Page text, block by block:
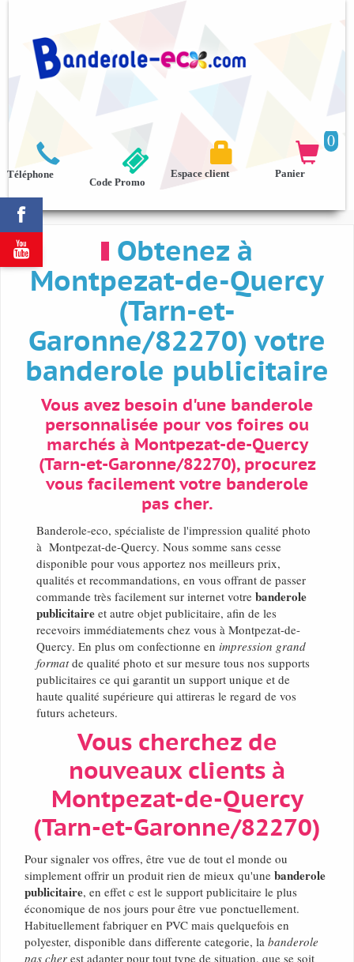



Téléphone
0

Panier

Espace client
Code Promo
Obtenez à
Montpezat-de-Quercy
(Tarn-et-
Garonne/82270) votre
banderole publicitaire
Vous avez besoin d'une banderole
personnalisée pour vos foires ou
marchés à Montpezat-de-Quercy
(Tarn-et-Garonne/82270), procurez
vous facilement votre banderole
pas cher.
Banderole-eco, spécialiste de l'impression qualité photo
à Montpezat-de-Quercy. Nous somme sans cesse
disponible pour vous apportez nos meilleurs prix,
qualités et recommandations, en vous offrant de passer
commande très facilement sur internet votre banderole
publicitaire et autre objet publicitaire, afin de les
recevoirs immédiatements chez vous à Montpezat-de-
Quercy. En plus om confectionne en impression grand
formatde qualité photo et sur mesure tous nos supports
publicitaires ce qui garantit un support unique et de
haute qualité supérieure qui attireras le regard de vos
futurs acheteurs.
Vous cherchez de
nouveaux clients à
Montpezat-de-Quercy
(Tarn-et-Garonne/82270)
Pour signaler vos offres, être vue de tout el monde ou
simplement offrir un produit rien de mieux qu'une banderole
publicitaire, en effet c est le support publicitaire le plus
économique de nos jours pour être vue ponctuellement.
Habituellement fabriquer en PVC mais quelquefois en
polyester, disponible dans differente categorie, la banderole
pas cher est adapter pour tout type de situation, que se soit